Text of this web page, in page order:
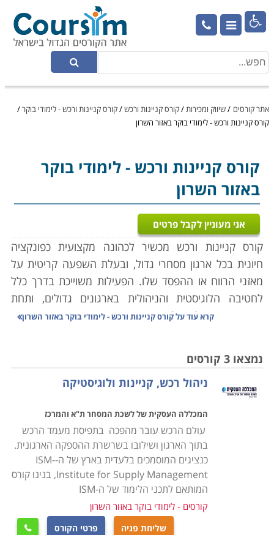

אתר קורסים /שיווק ומכירות/קורס קניינות ורכש/קורס קניינות ורכש - לימודי בוקר/
קורס קניינות ורכש - לימודי בוקר באזור השרון
קורס קניינות ורכש - לימודי בוקר
באזור השרון
אני מעוניין לקבל פרטים
קורס קניינות ורכש מכשיר לכהונה מקצועית כפונקציה
חיונית בכל ארגון מסחרי גדול, ובעלת השפעה קריטית על
מאזני הרווח או ההפסד שלו. הפעילות משוייכת בדרך כלל
לחטיבה הלוגיסטית והניהולית בארגונים גדולים, ותחת
מטריה זו מטופלים כל נושאי התמחור, רכישת ואחזקת חומרי
בהם.
השרשרת מתחילה בפרסום מכרזים וקבלת הצעות המחיר
המבוקשות בהם, ניהול המשא ומתן עם הספקים האפשריים,
בחירה מבין האפשרויות שהושגו, סגירת חוזים תואמים אשר
יגדירו את תנאי הרכש כגון כמויות וזמני אספקה, הוצאת
הזמנות רכש בפועל מאותו ספק ועל בסיס ההבנות שהושגו,
וכמובן התשלום. המשימות הבאות בסדר הפעילות הן טיפול
באחסנת חומרי הגלם והמלאים, הליכים המשוייכים כבר
לתחום הלוגיסטיקה. אם היתה כוונתכם להתמחות במיוחד
בתחום זה, המקום המדוייק עבורם איננו בין העמודים הבאים
קרא עוד עלקורס קניינות ורכש - לימודי בוקר באזור השרון
נמצאו 3 קורסים
ניהול רכש, קניינות ולוגיסטיקה
המכללה העסקית של לשכת המסחר ת"א והמרכז
עולם הרכש עובר מהפכה בתפיסת מעמד הרכש
בתוך הארגון ושילובו בשרשרת ההספקה הארגונית.
כנציגים המוסמכים בלעדית בארץ של ה-ISM-
Institute for Supply Management, בנינו קורס
המותאם לתכני הלימוד של ה-ISM
קורסים - לימודי בוקר באזור השרון
שליחת פניה פרטי הקורס 